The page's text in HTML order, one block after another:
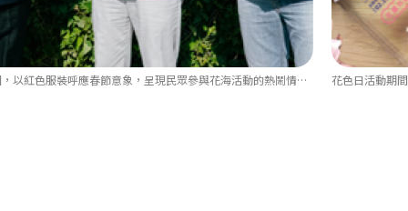
花色日系列活動「大紅之日」氛圍示意圖，以紅色服裝呼應春節意象，呈現民眾參與花海活動的熱鬧情境。 花色日活動期